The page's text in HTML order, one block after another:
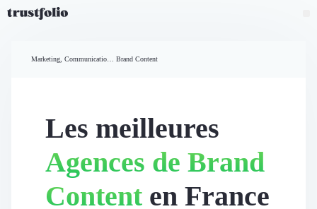
Widgets d'avis
Partage d’avis multicanal
Vidéo de témoignage
Accueil
Marketing, Communication et Ventes Brand Content
Les meilleures
Agences de Brand
Content en France